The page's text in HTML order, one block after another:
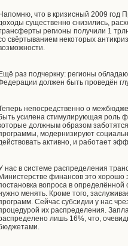
Напомню, что в кризисный 2009 год
существенно снизились,
регионы получили 1
свёртыванием некоторых
Ещё раз подчеркну: регионы
должен быть проведён
непосредственно о
усилена стимулирующая роль
должным образом
модернизируют
активно, и работает
нас в системе распределения
Министерстве финансов это хорошо
вопроса в
менять. Кроме того,
Сейчас субсидии у нас
их распределения.
лишь 16%, что,